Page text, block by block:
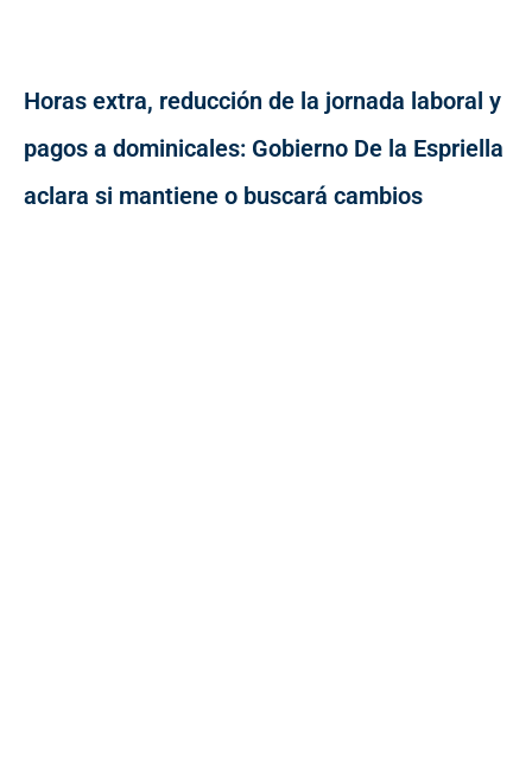
Horas extra, reducción de la jornada laboral y
pagos a dominicales: Gobierno De la Espriella
aclara si mantiene o buscará cambios